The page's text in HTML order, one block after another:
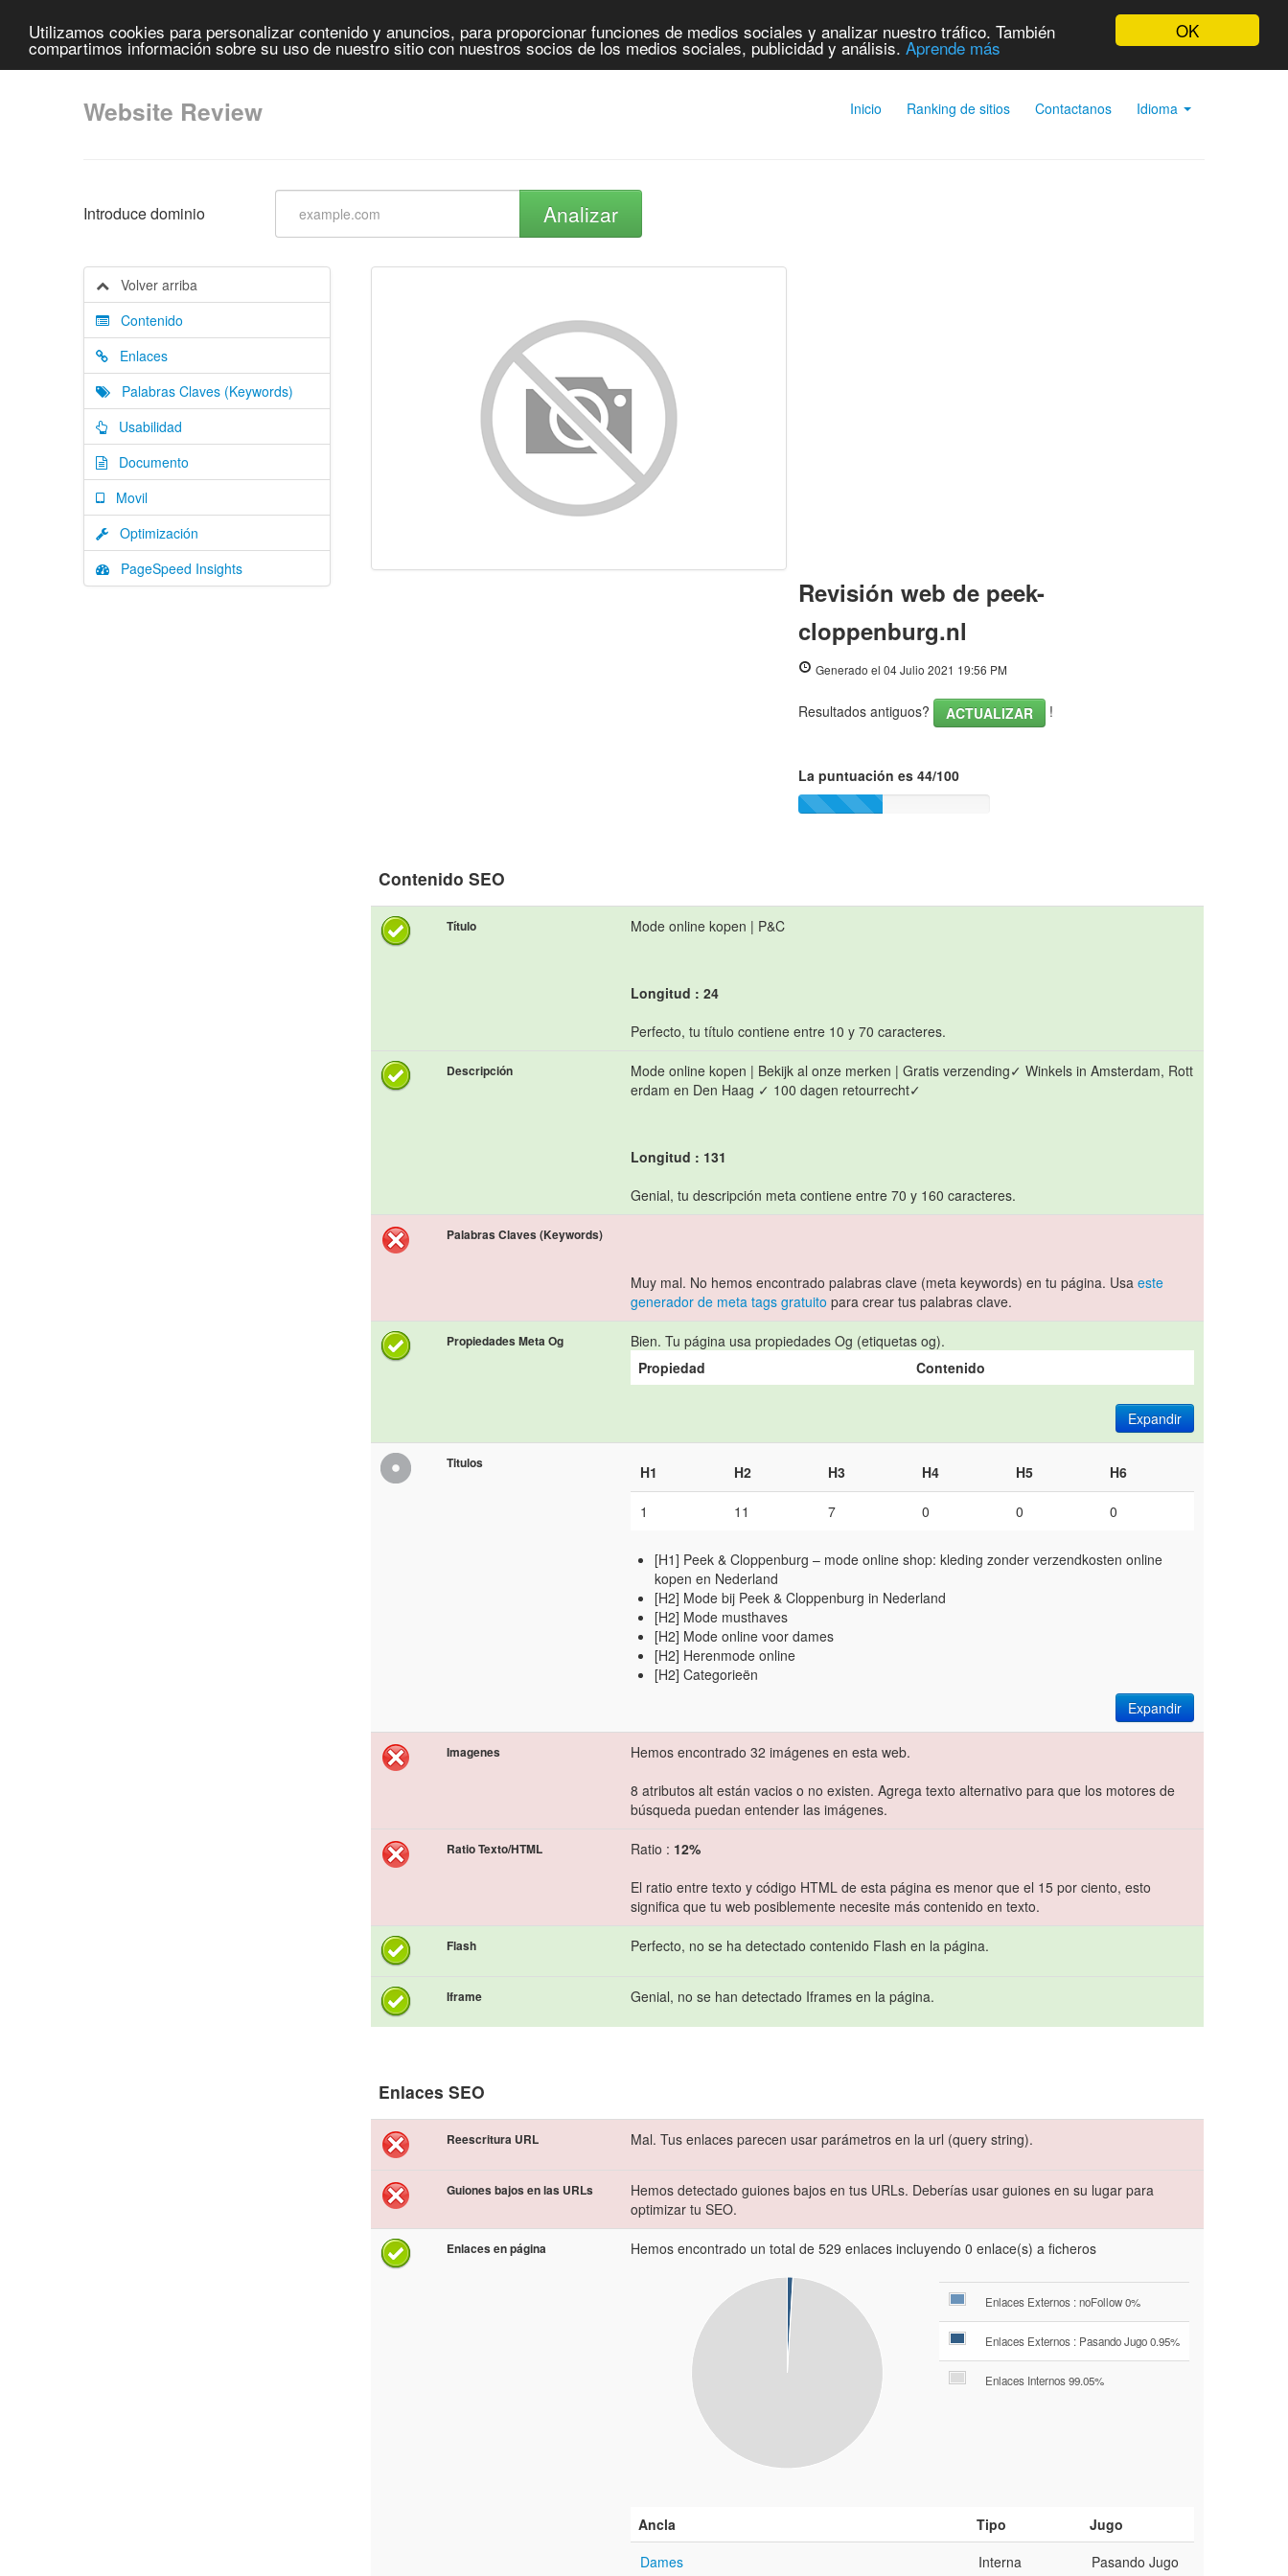
OK
Utilizamos cookies para personalizar contenido y anuncios, para proporcionar funciones de medios sociales y analizar nuestro tráfico. También
compartimos información sobre su uso de nuestro sitio con nuestros socios de los medios sociales, publicidad y análisis. Aprende más
Inicio Ranking de sitios Contactanos Idioma
Website Review
Introduce dominio Analizar
Volver arriba
Contenido
Enlaces
Palabras Claves (Keywords)
Usabilidad
Documento
Movil
Optimización
PageSpeed Insights
Revisión web de peek-
cloppenburg.nl
Generado el 04 Julio 2021 19:56 PM
Resultados antiguos? ACTUALIZAR !
La puntuación es 44/100
Contenido SEO
Título Mode online kopen | P&C
Longitud : 24
Perfecto, tu título contiene entre 10 y 70 caracteres.
Descripción
Mode online kopen | Bekijk al onze merken | Gratis verzending✓ Winkels in Amsterdam, Rott
erdam en Den Haag ✓ 100 dagen retourrecht✓
Longitud : 131
Genial, tu descripción meta contiene entre 70 y 160 caracteres.
Palabras Claves (Keywords)
Muy mal. No hemos encontrado palabras clave (meta keywords) en tu página. Usa este
generador de meta tags gratuito para crear tus palabras clave.
Propiedades Meta Og
Bien. Tu página usa propiedades Og (etiquetas og).
Propiedad
Contenido
Expandir
Titulos H1 H2 H3 H4 H5 H6
1 11 7 0 0 0
[H1] Peek & Cloppenburg – mode online shop: kleding zonder verzendkosten online
kopen en Nederland
[H2] Mode bij Peek & Cloppenburg in Nederland
[H2] Mode musthaves
[H2] Mode online voor dames
[H2] Herenmode online
[H2] Categorieën
Expandir
Imagenes
Hemos encontrado 32 imágenes en esta web.
8 atributos alt están vacios o no existen. Agrega texto alternativo para que los motores de
búsqueda puedan entender las imágenes.
Ratio Texto/HTML Ratio : 12%
El ratio entre texto y código HTML de esta página es menor que el 15 por ciento, esto
significa que tu web posiblemente necesite más contenido en texto.
Flash Perfecto, no se ha detectado contenido Flash en la página.
Iframe Genial, no se han detectado Iframes en la página.
Enlaces SEO
Reescritura URL Mal. Tus enlaces parecen usar parámetros en la url (query string).
Guiones bajos en las URLs
Hemos detectado guiones bajos en tus URLs. Deberías usar guiones en su lugar para
optimizar tu SEO.
Enlaces en página Hemos encontrado un total de 529 enlaces incluyendo 0 enlace(s) a ficheros
Enlaces Externos : noFollow 0%
Enlaces Externos : Pasando Jugo 0.95%
Enlaces Internos 99.05%
Ancla Tipo
Jugo
Dames
Interna Pasando Jugo